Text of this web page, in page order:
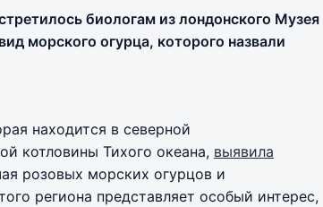
биологам из лондонского Музея
морского огурца, которого назвали
находится в северной
котловины Тихого океана, выявила
розовых морских огурцов и
региона представляет особый интерес,